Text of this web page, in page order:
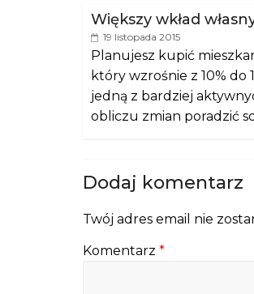
Większy wkład
19 listopada 2015
Planujesz kupić
który wzrośnie z 10% do
jedną z bardziej
obliczu zmian poradzić
Dodaj komentarz
Twój adres email nie
Komentarz *